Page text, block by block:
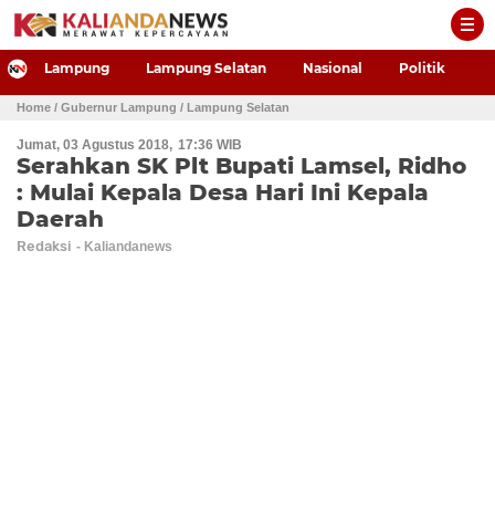
-->
Lampung Lampung Selatan Nasional Politik
Home / Gubernur Lampung / Lampung Selatan
Jumat, 03 Agustus 2018 17:36 WIB
Serahkan SK Plt Bupati Lamsel, Ridho
: Mulai Kepala Desa Hari Ini Kepala
Daerah
Redaksi